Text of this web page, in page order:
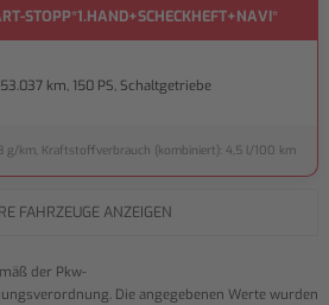
STOPP*1.HAND+SCHECKHEFT+NAVI*
km, 150 PS, Schaltgetriebe
g/km, Kraftstoffverbrauch (kombiniert): 4,5 l/100 km
FAHRZEUGE ANZEIGEN
der Pkw-
Die angegebenen Werte wurden